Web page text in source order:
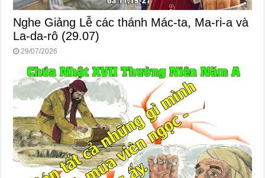
Nghe Giảng Lễ các thánh Mác-ta, Ma-ri-a và
La-da-rô (29.07)
29/07/2026